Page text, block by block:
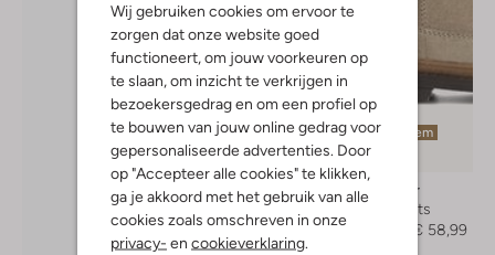
Wij gebruiken cookies om ervoor te
zorgen dat onze website goed
functioneert, om jouw voorkeuren op
te slaan, om inzicht te verkrijgen in
bezoekersgedrag en om een profiel op
te bouwen van jouw online gedrag voor
gepersonaliseerde advertenties. Door
op "Accepteer alle cookies" te klikken,
ga je akkoord met het gebruik van alle
cookies zoals omschreven in onze
privacy- en cookieverklaring.
Laatste item
-30%
Bunniesjr
Enkelboots
€ 58,99